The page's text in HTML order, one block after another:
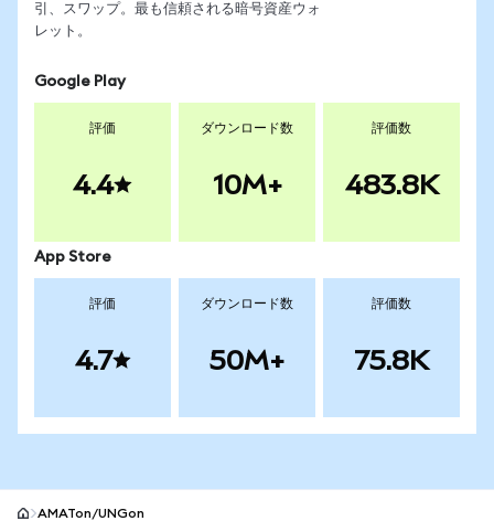
引、スワップ。最も信頼される暗号資産ウォ
レット。
Google Play
評価
4.4
ダウンロード数
10M+
評価数
483.8K
App Store
評価
4.7
ダウンロード数
50M+
評価数
75.8K
AMATon/UNGon